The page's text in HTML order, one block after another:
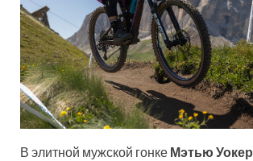
В элитной мужской гонке Мэтью Уокер